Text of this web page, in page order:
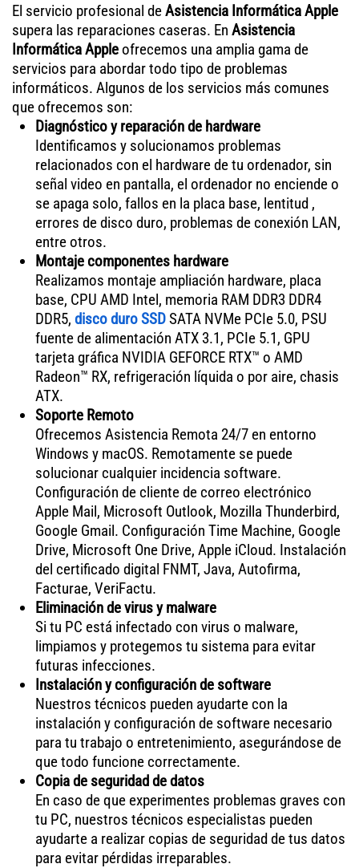
El servicio profesional deAsistencia Informática Apple
supera las reparaciones caseras. En Asistencia
Informática Appleofrecemos una amplia gama de
servicios para abordar todo tipo de problemas
informáticos. Algunos de los servicios más comunes
que ofrecemos son:
Diagnóstico y reparación de hardware
Identificamos y solucionamos problemas
relacionados con el hardware de tu ordenador, sin
señal video en pantalla, el ordenador no enciende o
se apaga solo, fallos en la placa base, lentitud ,
errores de disco duro, problemas de conexión LAN,
entre otros.
Montaje componentes hardware
Realizamos montaje ampliación hardware, placa
base, CPU AMD Intel, memoria RAM DDR3 DDR4
DDR5, disco duro SSDSATA NVMe PCIe 5.0, PSU
fuente de alimentación ATX 3.1, PCIe 5.1, GPU
tarjeta gráfica NVIDIA GEFORCE RTX™ o AMD
Radeon™ RX, refrigeración líquida o por aire, chasis
ATX.
Soporte Remoto
Ofrecemos Asistencia Remota 24/7 en entorno
Windows y macOS. Remotamente se puede
solucionar cualquier incidencia software.
Configuración de cliente de correo electrónico
Apple Mail, Microsoft Outlook, Mozilla Thunderbird,
Google Gmail. Configuración Time Machine, Google
Drive, Microsoft One Drive, Apple iCloud. Instalación
del certificado digital FNMT, Java, Autofirma,
Facturae, VeriFactu.
Eliminación de virus y malware
Si tu PC está infectado con virus o malware,
limpiamos y protegemos tu sistema para evitar
futuras infecciones.
Instalación y configuración de software
Nuestros técnicos pueden ayudarte con la
instalación y configuración de software necesario
para tu trabajo o entretenimiento, asegurándose de
que todo funcione correctamente.
Copia de seguridad de datos
En caso de que experimentes problemas graves con
tu PC, nuestros técnicos especialistas pueden
ayudarte a realizar copias de seguridad de tus datos
para evitar pérdidas irreparables.